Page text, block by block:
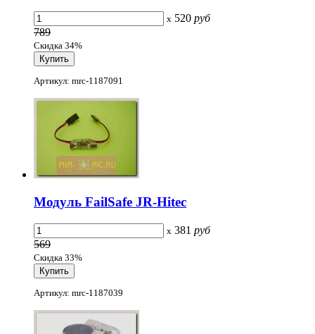
x 520 руб
789
Скидка 34%
Артикул: mrc-1187091
Модуль FailSafe JR-Hitec
x 381 руб
569
Скидка 33%
Артикул: mrc-1187039